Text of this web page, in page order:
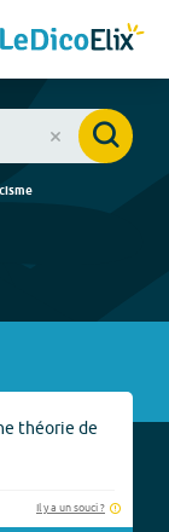
théorie de
Il y a un souci ?